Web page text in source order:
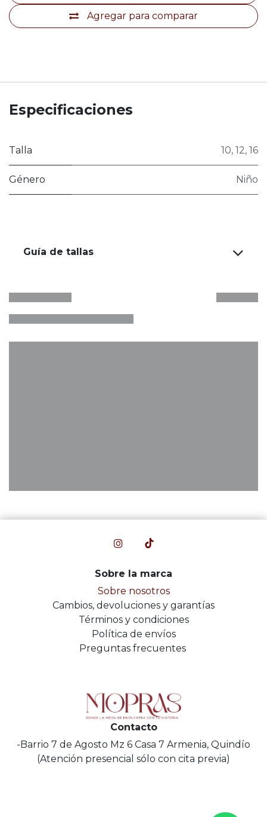
Agregar para comparar
Especificaciones
Talla 10, 12, 16
Género Niño
Guía de tallas
Sobre la marca
Sobre nosotros
Cambios, devoluciones y garantías
Términos y condiciones
Política de envíos
Preguntas frecuentes
Contacto
-Barrio 7 de Agosto Mz 6 Casa 7 Armenia, Quindío
(Atención presencial sólo con cita previa)